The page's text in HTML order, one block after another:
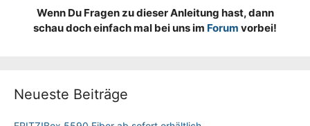
Wenn Du Fragen zu dieser Anleitung hast, dann
schau doch einfach mal bei uns im Forum vorbei!
Neueste Beiträge